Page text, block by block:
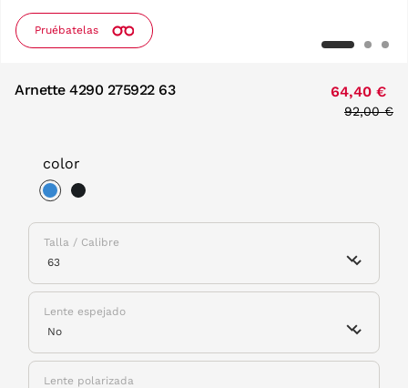
Pruébatelas
Arnette 4290 275922 63 64,40 €
Price
92,00 €
color
Talla / Calibre
Lente espejado
Lente polarizada